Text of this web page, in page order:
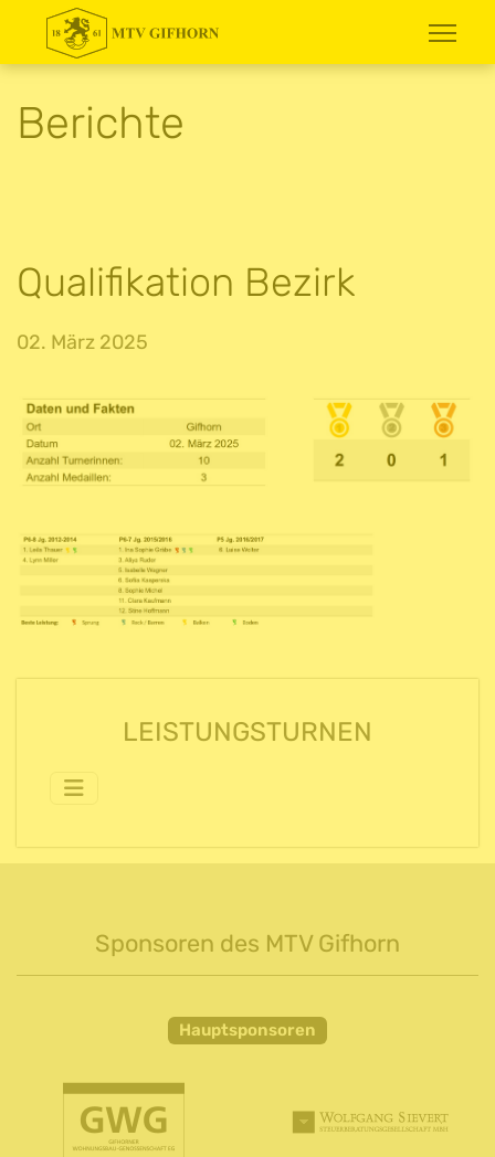
Berichte
Qualifikation Bezirk
02. März 2025
LEISTUNGSTURNEN
Sponsoren des MTV Gifhorn
Hauptsponsoren